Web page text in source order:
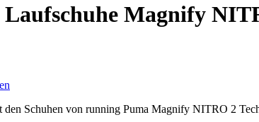
Laufschuhe Magnify
den Schuhen von running Puma Magnify NITRO 2